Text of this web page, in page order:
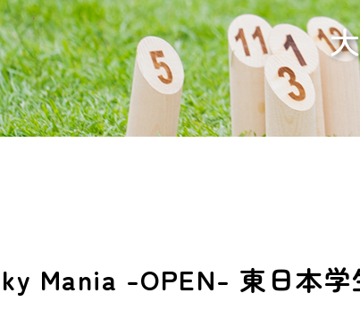
Mania -OPEN- 東日本学